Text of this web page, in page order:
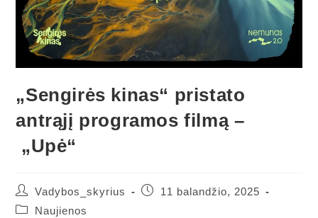
„Sengirės kinas“ pristato
antrąjį programos filmą –
„Upė“
Post
author:
Vadybos_skyrius
Post11 balandžio, 2025
PostNaujienos